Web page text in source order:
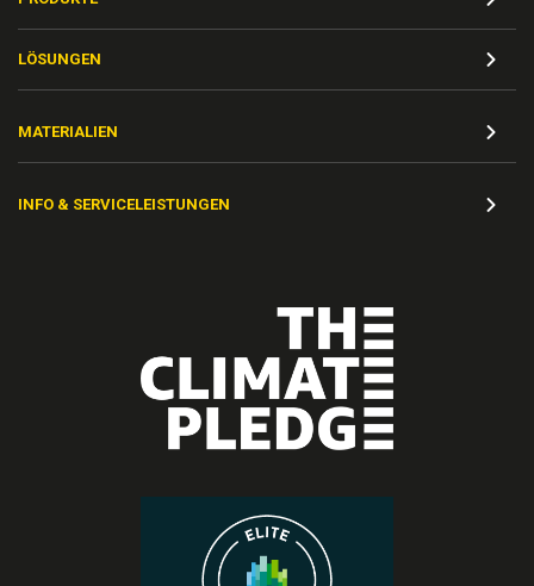
LÖSUNGEN
MATERIALIEN
INFO & SERVICELEISTUNGEN